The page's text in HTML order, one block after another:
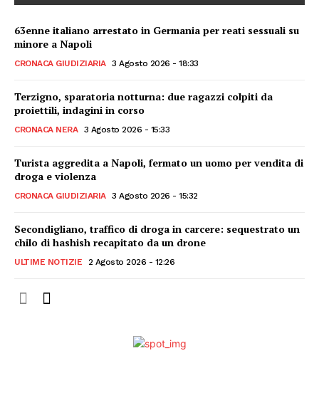
63enne italiano arrestato in Germania per reati sessuali su
minore a Napoli
CRONACA GIUDIZIARIA 3 Agosto 2026 - 18:33
Terzigno, sparatoria notturna: due ragazzi colpiti da
proiettili, indagini in corso
CRONACA NERA 3 Agosto 2026 - 15:33
Turista aggredita a Napoli, fermato un uomo per vendita di
droga e violenza
CRONACA GIUDIZIARIA 3 Agosto 2026 - 15:32
Secondigliano, traffico di droga in carcere: sequestrato un
chilo di hashish recapitato da un drone
ULTIME NOTIZIE 2 Agosto 2026 - 12:26